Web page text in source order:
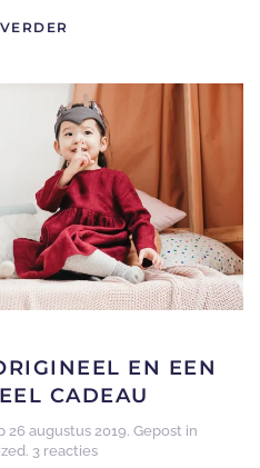
EN EEN
CADEAU
26 augustus 2019. Gepost in
. 3 reactiesop